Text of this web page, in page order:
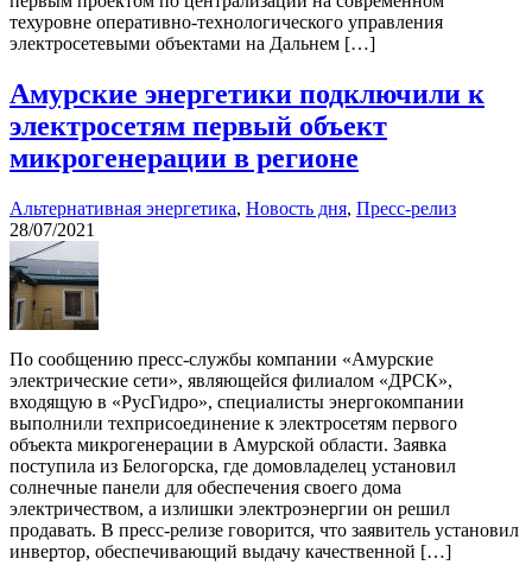
техуровне оперативно-технологического управления
электросетевыми объектами на Дальнем […]
Амурские энергетики подключили к
электросетям первый объект
микрогенерации в регионе
Альтернативная энергетика, Новость дня, Пресс-релиз
28/07/2021
По сообщению пресс-службы компании «Амурские
электрические сети», являющейся филиалом «ДРСК»,
входящую в «РусГидро», специалисты энергокомпании
выполнили техприсоединение к электросетям первого
объекта микрогенерации в Амурской области. Заявка
поступила из Белогорска, где домовладелец установил
солнечные панели для обеспечения своего дома
электричеством, а излишки электроэнергии он решил
продавать. В пресс-релизе говорится, что заявитель установил
инвертор, обеспечивающий выдачу качественной […]